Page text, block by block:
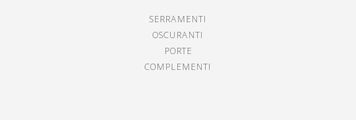
SERRAMENTI
OSCURANTI
PORTE
COMPLEMENTI